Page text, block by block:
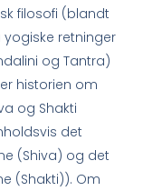
filosofi (blandt
retninger
og Tantra)
historien om
og Shakti
det
(Shiva) og det
(Shakti)). Om